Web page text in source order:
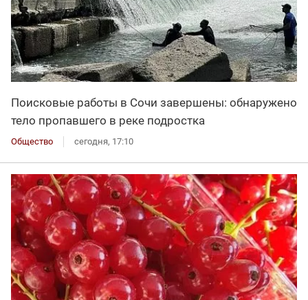
Поисковые работы в Сочи завершены: обнаружено
тело пропавшего в реке подростка
Общество сегодня, 17:10